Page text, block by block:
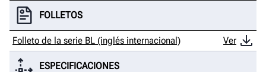
FOLLETOS
Folleto de la serie BL (inglés internacional) Ver
ESPECIFICACIONES